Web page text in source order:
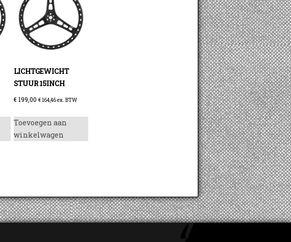
LICHTGEWICHT
STUUR 15INCH
€199,00 €164,46ex. BTW
Toevoegen aan
winkelwagen